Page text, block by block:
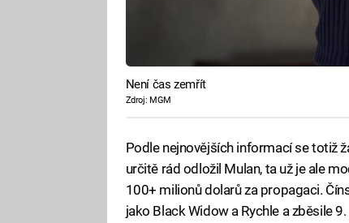
Není čas zemřít
Zdroj: MGM
Podle nejnovějších informací se totiž
určitě rád odložil Mulan, ta už je ale
100+ milionů dolarů za propagaci.
jako Black Widow a Rychle a zběsile 9.